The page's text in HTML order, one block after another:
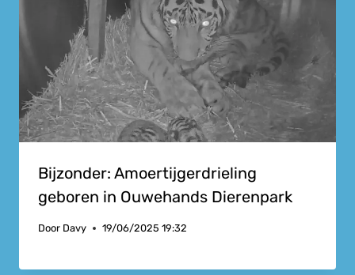
Bijzonder: Amoertijgerdrieling
geboren in Ouwehands Dierenpark
Door Davy 19/06/2025 19:32